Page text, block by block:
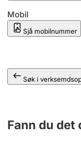
Mobil
Sjå mobilnummer
Søk i
Fann du det